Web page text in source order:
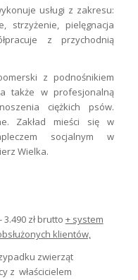
usługi z zakresu:
strzyżenie, pielęgnacja
z przychodnią
z podnośnikiem
także w profesjonalną
ciężkich psów.
Zakład mieści się w
socjalnym w
Wielka.
zł brutto + system
klientów,
zwierząt
z właścicielem